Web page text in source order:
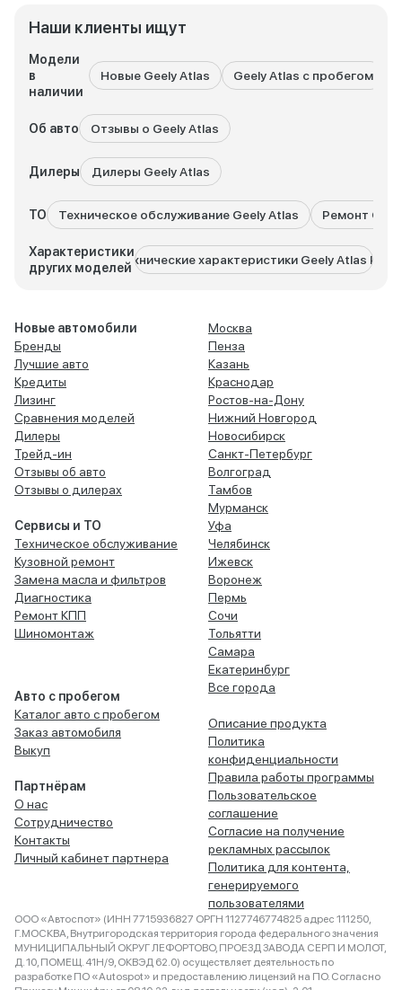
Наши клиенты ищут
Модели
в
наличии
Новые Geely Atlas Geely Atlas с пробегом
Об авто Отзывы о Geely Atlas
Дилеры Дилеры Geely Atlas
ТО Техническое обслуживание Geely Atlas Ремонт
Характеристики
других моделей
Технические характеристики Geely Atlas Pro
Новые автомобили
Бренды
Лучшие авто
Кредиты
Лизинг
Сравнения моделей
Дилеры
Трейд-ин
Отзывы об авто
Отзывы о дилерах
Сервисы и ТО
Техническое обслуживание
Кузовной ремонт
Замена масла и фильтров
Диагностика
Ремонт КПП
Шиномонтаж
Авто с пробегом
Каталог авто с пробегом
Заказ автомобиля
Выкуп
Партнёрам
О нас
Сотрудничество
Контакты
Личный кабинет партнера
Москва
Пенза
Казань
Краснодар
Ростов-на-Дону
Нижний Новгород
Новосибирск
Санкт-Петербург
Волгоград
Тамбов
Мурманск
Уфа
Челябинск
Ижевск
Воронеж
Пермь
Сочи
Тольятти
Самара
Екатеринбург
Все города
Описание продукта
Политика
конфиденциальности
Правила работы программы
Пользовательское
соглашение
Согласие на получение
рекламных рассылок
Политика для контента,
генерируемого
пользователями
ООО «Автоспот» (ИНН 7715936827 ОРГН 1127746774825 адрес 111250,
Г.МОСКВА, Внутригородская территория города федерального значения
МУНИЦИПАЛЬНЫЙ ОКРУГ ЛЕФОРТОВО, ПРОЕЗД ЗАВОДА СЕРП И МОЛОТ,
Д. 10, ПОМЕЩ. 41Н/9, ОКВЭД 62.0) осуществляет деятельность по
разработке ПО «Autospot» и предоставлению лицензий на ПО. Согласно